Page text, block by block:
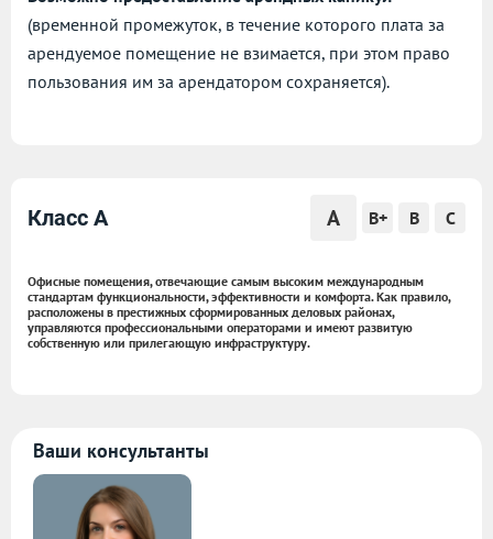
(временной промежуток, в течение которого плата за
арендуемое помещение не взимается, при этом право
пользования им за арендатором сохраняется).
Класс A A B+ B C
Офисные помещения, отвечающие самым высоким международным
стандартам функциональности, эффективности и комфорта. Как правило,
расположены в престижных сформированных деловых районах,
управляются профессиональными операторами и имеют развитую
собственную или прилегающую инфраструктуру.
Ваши консультанты